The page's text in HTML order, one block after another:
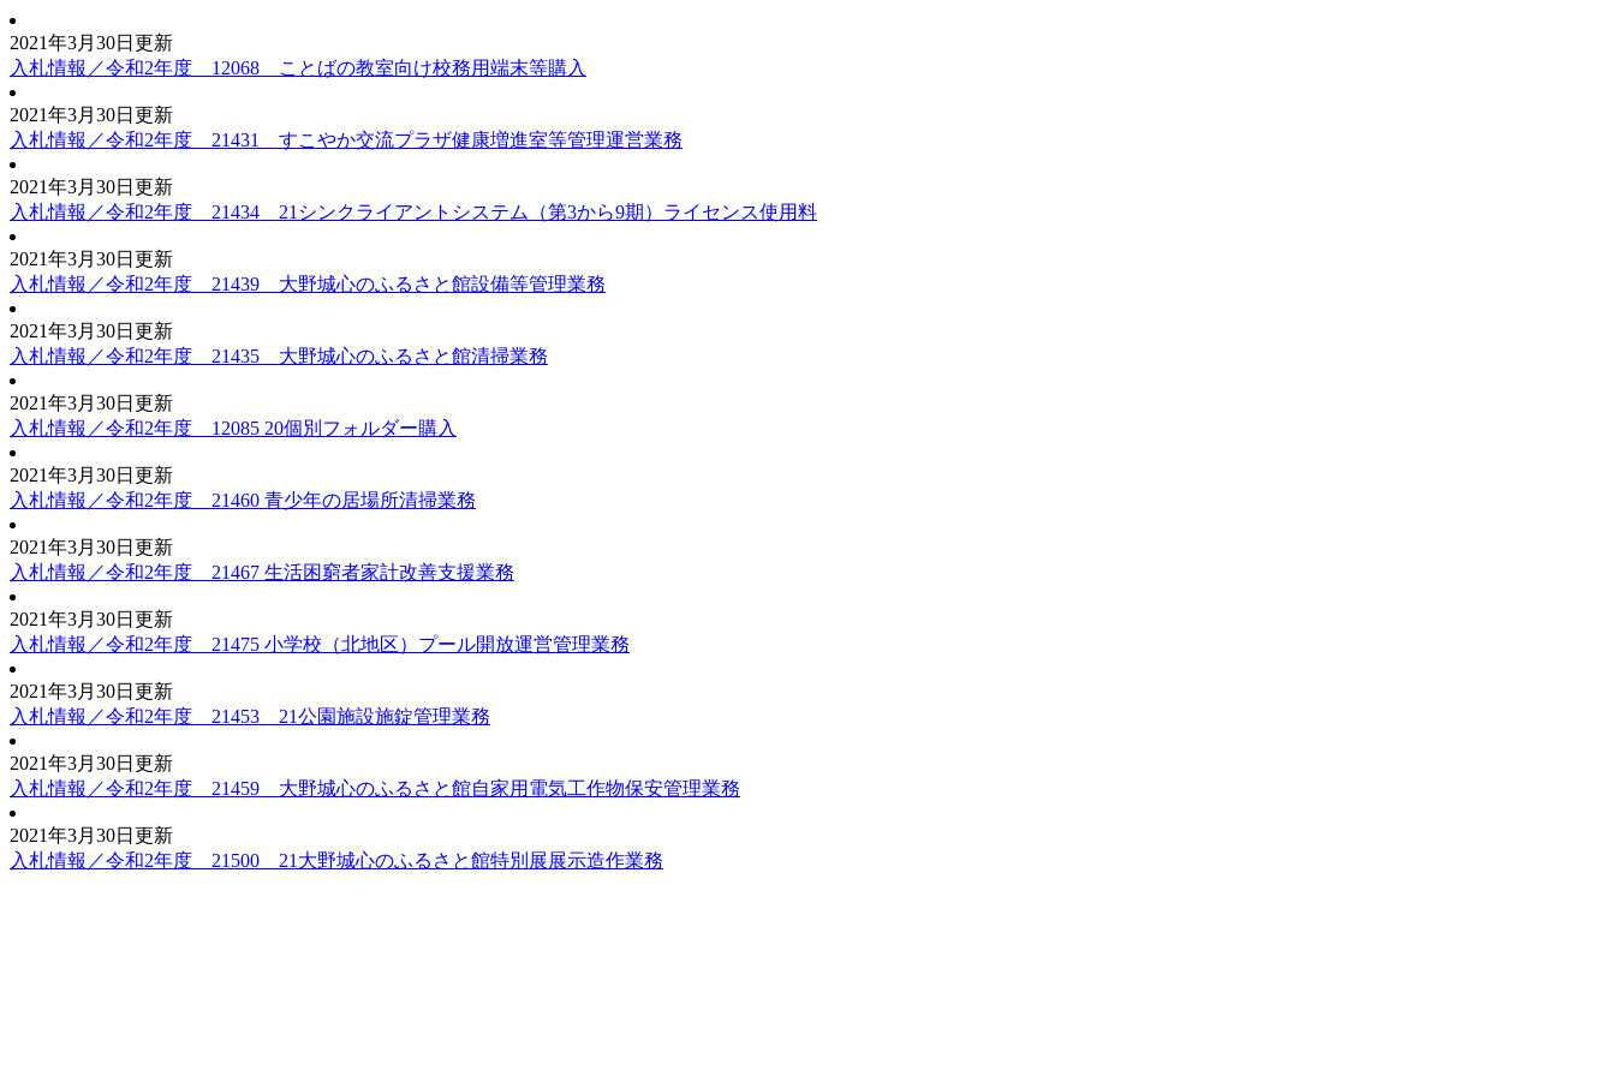
2021年3月30日更新
入札情報／令和2年度 12068 ことばの教室向け校務用端末等購入
2021年3月30日更新
入札情報／令和2年度 21431 すこやか交流プラザ健康増進室等管理運営業務
2021年3月30日更新
入札情報／令和2年度 21434 21シンクライアントシステム（第3から9期）ライセンス使用料
2021年3月30日更新
入札情報／令和2年度 21439 大野城心のふるさと館設備等管理業務
2021年3月30日更新
入札情報／令和2年度 21435 大野城心のふるさと館清掃業務
2021年3月30日更新
入札情報／令和2年度 12085 20個別フォルダー購入
2021年3月30日更新
入札情報／令和2年度 21460 青少年の居場所清掃業務
2021年3月30日更新
入札情報／令和2年度 21467 生活困窮者家計改善支援業務
2021年3月30日更新
入札情報／令和2年度 21475 小学校（北地区）プール開放運営管理業務
2021年3月30日更新
入札情報／令和2年度 21453 21公園施設施錠管理業務
2021年3月30日更新
入札情報／令和2年度 21459 大野城心のふるさと館自家用電気工作物保安管理業務
2021年3月30日更新
入札情報／令和2年度 21500 21大野城心のふるさと館特別展展示造作業務